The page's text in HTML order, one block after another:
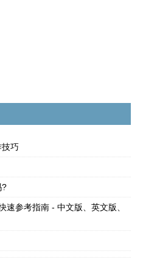
技巧
?
参考指南 - 中文版、英文版、